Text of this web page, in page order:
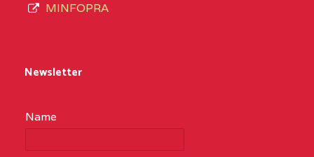
MINFOPRA
Newsletter
Name